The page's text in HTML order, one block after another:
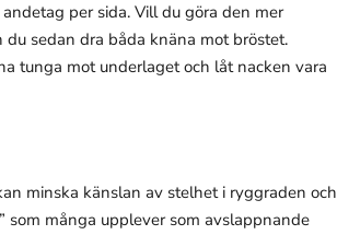
per sida. Vill du göra den mer
du sedan dra båda knäna mot bröstet.
tunga mot underlaget och låt nacken vara
minska känslan av stelhet i ryggraden och
som många upplever som avslappnande